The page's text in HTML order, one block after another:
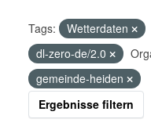
Tags: Wetterdaten
dl-zero-de/2.0
gemeinde-heiden
Ergebnisse filtern